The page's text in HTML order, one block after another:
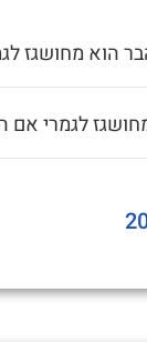
הוא מחושגז
לגמרי אם